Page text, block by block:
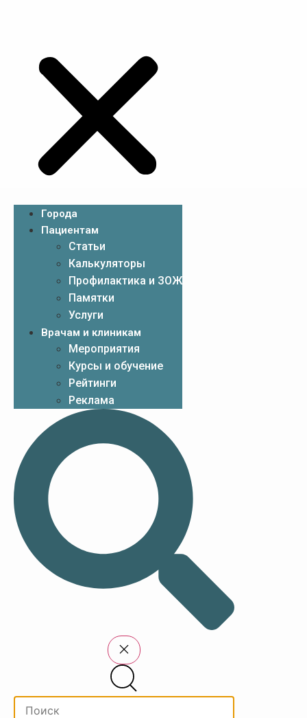
Города
Пациентам
Статьи
Калькуляторы
Профилактика и ЗОЖ
Памятки
Услуги
Врачам и клиникам
Мероприятия
Курсы и обучение
Рейтинги
Реклама